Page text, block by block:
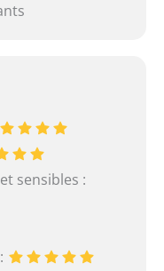
sensibles :